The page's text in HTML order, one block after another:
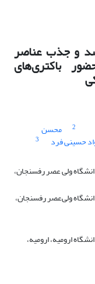
و جذب عناصر
باکتری‌های
2 محسن
حسینی فرد 3
ولی عصر رفسنجان،
ولی‌عصر رفسنجان،
ارومیه، ارومیه،